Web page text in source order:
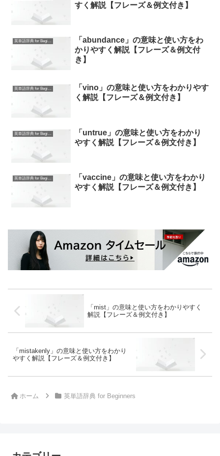
すく解説【フレーズ＆例文付き】
英単語辞典 for Beginners
「abundance」の意味と使い方をわ
かりやすく解説【フレーズ＆例文付
き】
英単語辞典 for Beginners
「vino」の意味と使い方をわかりやす
く解説【フレーズ＆例文付き】
英単語辞典 for Beginners
「untrue」の意味と使い方をわかり
やすく解説【フレーズ＆例文付き】
英単語辞典 for Beginners
「vaccine」の意味と使い方をわかり
やすく解説【フレーズ＆例文付き】
「mist」の意味と使い方をわかりやすく
解説【フレーズ＆例文付き】
「mistakenly」の意味と使い方をわかり
やすく解説【フレーズ＆例文付き】
ホーム 英単語辞典 for Beginners